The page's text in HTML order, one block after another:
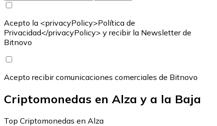
Acepto la <privacyPolicy>Política de
Privacidad</privacyPolicy> y recibir la Newsletter de
Bitnovo
Acepto recibir comunicaciones comerciales de Bitnovo
Criptomonedas en Alza y a la Baja
Top Criptomonedas en Alza